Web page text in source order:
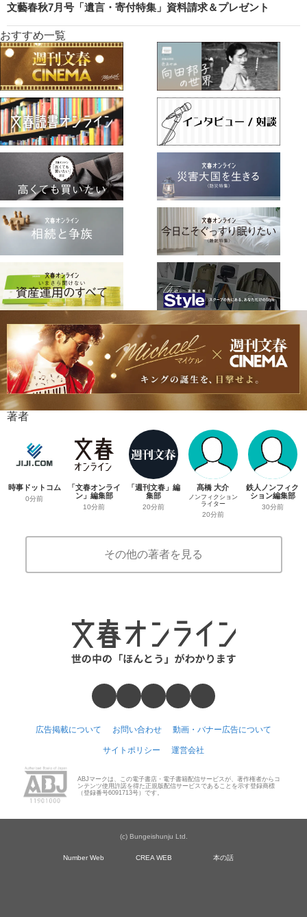
文藝春秋7月号「遺言・寄付特集」資料請求＆プレゼント
おすすめ一覧
著者
時事ドットコム
0分前
「文春オンライ
ン」編集部
10分前
「週刊文春」編
集部
20分前
髙橋 大介
ノンフィクション
ライター
20分前
鉄人ノンフィク
ション編集部
30分前
その他の著者を見る
広告掲載について お問い合わせ 動画・バナー広告について
サイトポリシー 運営会社
ABJマークは、この電子書店・電子書籍配信サービスが、著作権者からコ
ンテンツ使用許諾を得た正規版配信サービスであることを示す登録商標
（登録番号6091713号）です。
(c) Bungeishunju Ltd.
Number Web CREA WEB 本の話